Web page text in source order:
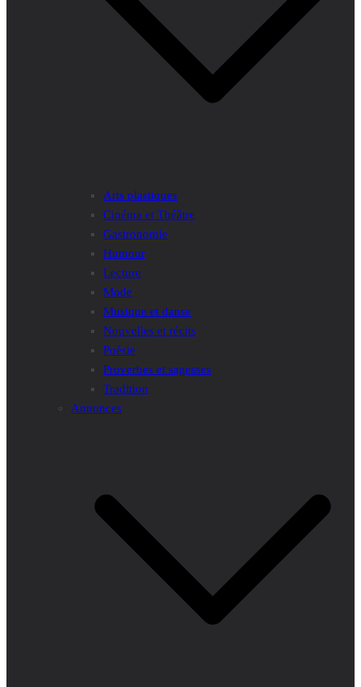
Arts plastiques
Cinéma et Théâtre
Gastronomie
Humour
Lecture
Mode
Musique et danse
Nouvelles et récits
Poésie
Proverbes et sagesses
Tradition
Annonces